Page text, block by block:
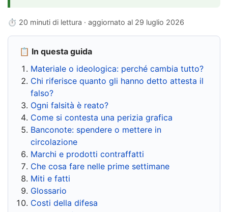
⏱ 20 minuti di lettura · aggiornato al 29 luglio 2026
📋 In questa guida
Materiale o ideologica: perché cambia tutto?
Chi riferisce quanto gli hanno detto attesta il
falso?
Ogni falsità è reato?
Come si contesta una perizia grafica
Banconote: spendere o mettere in
circolazione
Marchi e prodotti contraffatti
Che cosa fare nelle prime settimane
Miti e fatti
Glossario
Costi della difesa